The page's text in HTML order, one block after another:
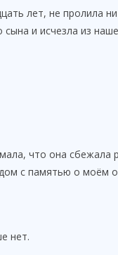
лет, не пролила
и исчезла из
что она
с памятью о моём
нет.